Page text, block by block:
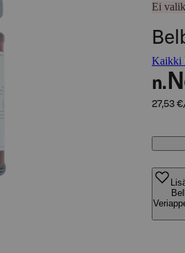
Ei
Kaikki
n.
27,53